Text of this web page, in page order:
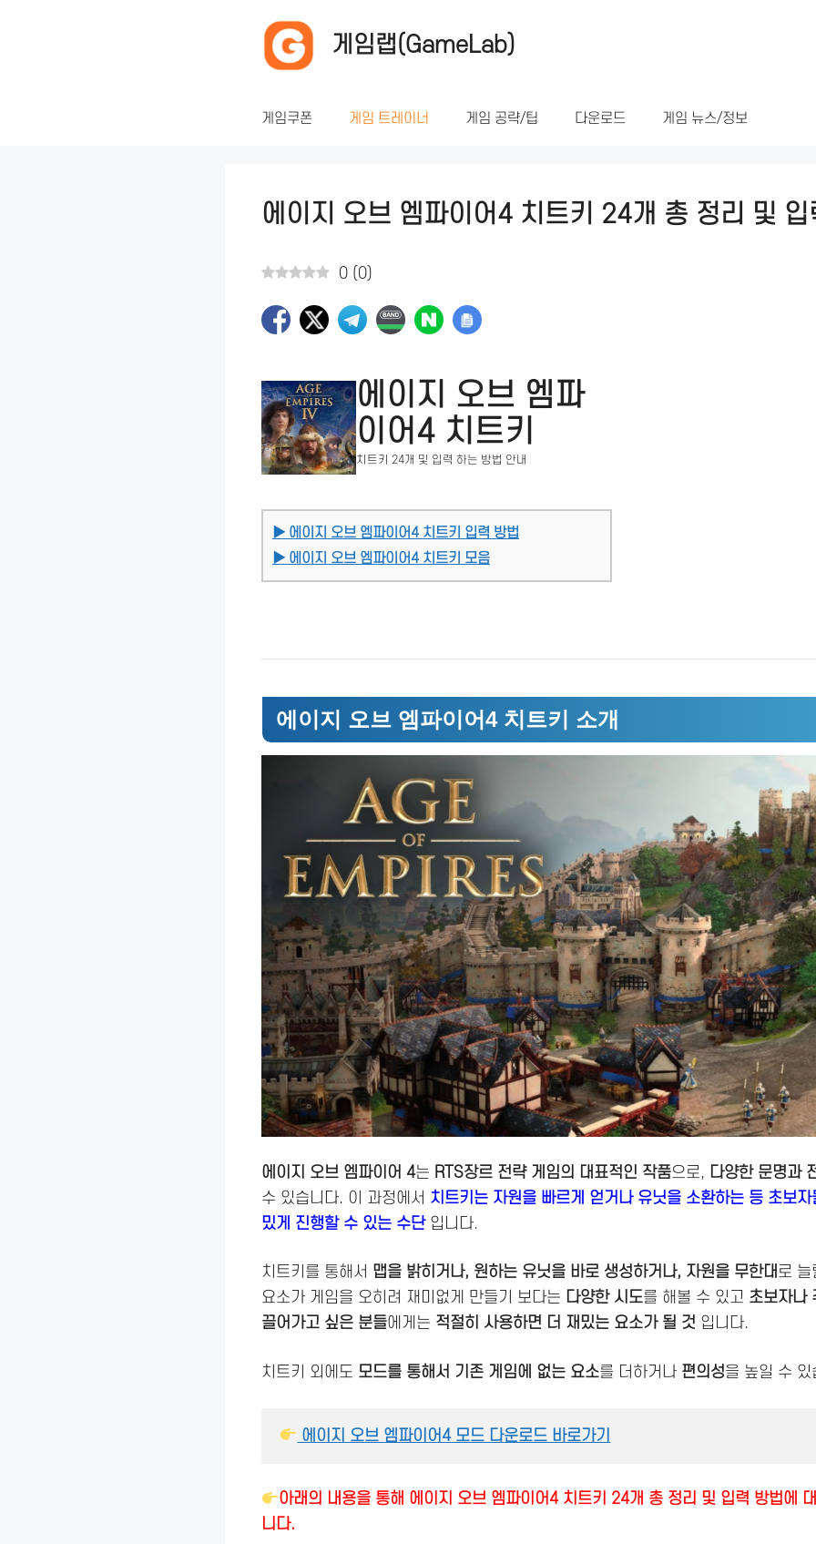
게임랩(GameLab)
게임쿠폰 게임 트레이너 게임 공략/팁 다운로드 게임 뉴스/정보
에이지 오브 엠파이어4 치트키 24개 총 정리 및 입
0 (0)
에이지 오브 엠파
이어4 치트키
치트키 24개 및 입력 하는 방법 안내
▶ 에이지 오브 엠파이어4 치트키 입력 방법
▶ 에이지 오브 엠파이어4 치트키 모음
에이지 오브 엠파이어4 치트키 소개
에이지 오브 엠파이어 4는 RTS장르 전략 게임의 대표적인 작품으로, 다양한 문명과
수 있습니다. 이 과정에서 치트키는 자원을 빠르게 얻거나 유닛을 소환하는 등 초보
밌게 진행할 수 있는 수단 입니다.
치트키를 통해서 맵을 밝히거나, 원하는 유닛을 바로 생성하거나, 자원을 무한대로 늘
요소가 게임을 오히려 재미없게 만들기 보다는 다양한 시도를 해볼 수 있고 초보자나
끌어가고 싶은 분들에게는 적절히 사용하면 더 재밌는 요소가 될 것 입니다.
치트키 외에도 모드를 통해서 기존 게임에 없는 요소를 더하거나 편의성을 높일 수 있
에이지 오브 엠파이어4 모드 다운로드 바로가기
아래의 내용을 통해 에이지 오브 엠파이어4 치트키 24개 총 정리 및 입력 방법에
니다.